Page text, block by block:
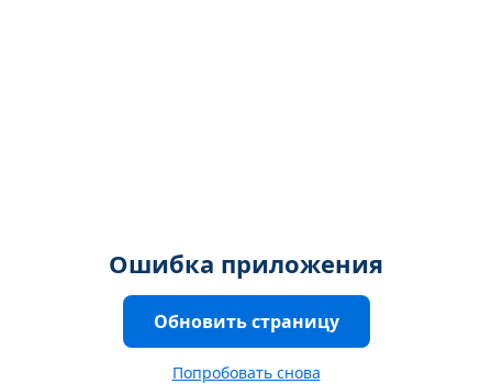
Ошибка приложения
Обновить страницу
Попробовать снова